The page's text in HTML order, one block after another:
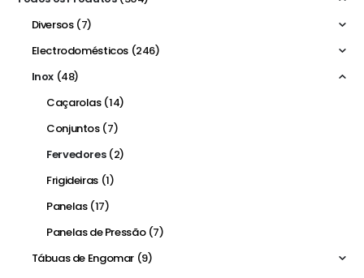
Diversos (7)
Electrodomésticos (246)
Inox (48)
Caçarolas (14)
Conjuntos (7)
Fervedores (2)
Frigideiras (1)
Panelas (17)
Panelas de Pressão (7)
Tábuas de Engomar (9)